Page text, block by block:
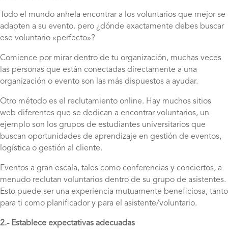
Todo el mundo anhela encontrar a los voluntarios que mejor se
adapten a su evento. pero ¿dónde exactamente debes buscar
ese voluntario «perfecto»?
Comience por mirar dentro de tu organización, muchas veces
las personas que están conectadas directamente a una
organización o evento son las más dispuestos a ayudar.
Otro método es el reclutamiento online. Hay muchos sitios
web diferentes que se dedican a encontrar voluntarios, un
ejemplo son los grupos de estudiantes universitarios que
buscan oportunidades de aprendizaje en gestión de eventos,
logística o gestión al cliente.
Eventos a gran escala, tales como conferencias y conciertos, a
menudo reclutan voluntarios dentro de su grupo de asistentes.
Esto puede ser una experiencia mutuamente beneficiosa, tanto
para ti como planificador y para el asistente/voluntario.
2.- Establece expectativas adecuadas